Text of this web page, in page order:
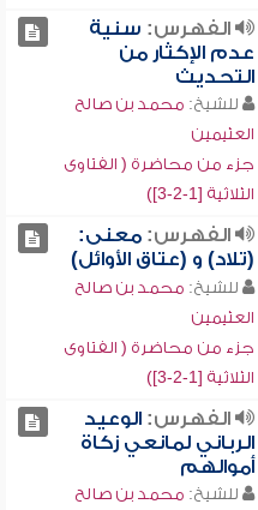
الفهرس: سنية
عدم الإكثار من
التحديث
للشيخ: محمد بن صالح
العثيمين
جزء من محاضرة ( الفتاوى
الثلاثية [1-2-3])
الفهرس:معنى:
(تلاد) و (عتاق الأوائل)
للشيخ: محمد بن صالح
العثيمين
جزء من محاضرة ( الفتاوى
الثلاثية [1-2-3])
الفهرس:الوعيد
الرباني لمانعي زكاة
أموالهم
للشيخ: محمد بن صالح